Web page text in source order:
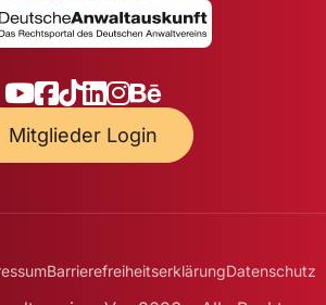
Mitglieder Login
BarrierefreiheitserklärungDatenschutz